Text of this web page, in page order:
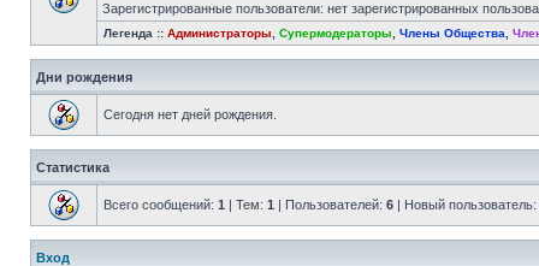
Зарегистрированные пользователи: нет зарегистрированных
Легенда :: Администраторы Супермодераторы Члены Общества
Дни рождения
Сегодня нет дней рождения.
Статистика
Всего сообщений: 1 | Тем: 1 | Пользователей: 6 | Новый пользователь:
Вход